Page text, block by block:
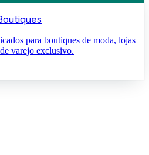
para boutiques de moda, lojas
varejo exclusivo.